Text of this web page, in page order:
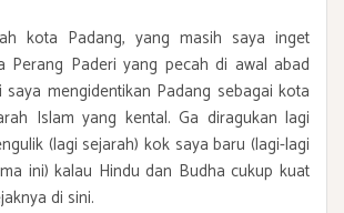
kota Padang, yang masih saya inget
Perang Paderi yang pecah di awal abad
saya mengidentikan Padang sebagai kota
Islam yang kental. Ga diragukan lagi
(lagi sejarah) kok saya baru (lagi-lagi
ini) kalau Hindu dan Budha cukup kuat
di sini.